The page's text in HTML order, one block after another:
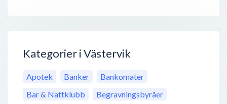
Kategorier i Västervik
Apotek Banker
Bankomater
Bar & Nattklubb
Begravningsbyråer